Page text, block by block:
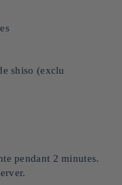
shiso (exclu
pendant 2 minutes.